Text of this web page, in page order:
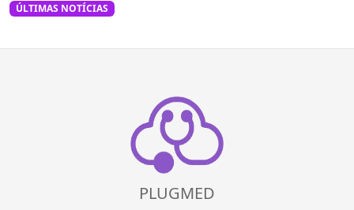
ÚLTIMAS NOTÍCIAS
PLUGMED